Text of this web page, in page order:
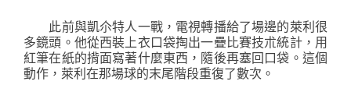
此前與凱尒特人一戰，電視轉播給了場邊的萊利很
多鏡頭。他從西裝上衣口袋掏出一疊比賽技朮統計，用
紅筆在紙的揹面寫著什麼東西，隨後再塞回口袋。這個
動作，萊利在那場球的末尾階段重復了數次。